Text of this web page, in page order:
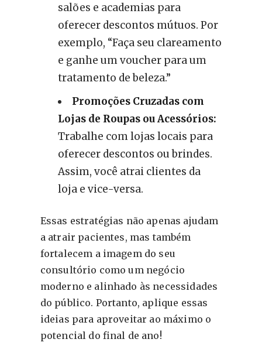
salões e academias para
oferecer descontos mútuos. Por
exemplo, “Faça seu clareamento
e ganhe um voucher para um
tratamento de beleza.”
Promoções Cruzadas com
Lojas de Roupas ou Acessórios:
Trabalhe com lojas locais para
oferecer descontos ou brindes.
Assim, você atrai clientes da
loja e vice-versa.
Essas estratégias não apenas ajudam
a atrair pacientes, mas também
fortalecem a imagem do seu
consultório como um negócio
moderno e alinhado às necessidades
do público. Portanto, aplique essas
ideias para aproveitar ao máximo o
potencial do final de ano!